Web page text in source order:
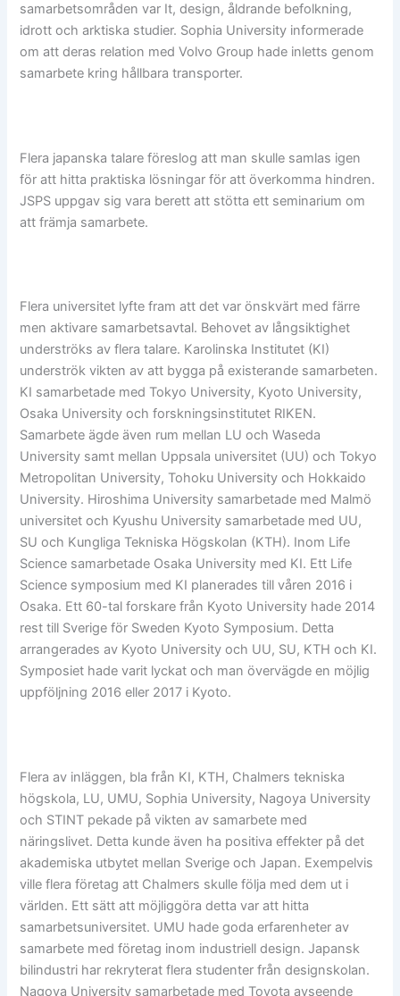
samarbetsområden var It, design, åldrande befolkning,
idrott och arktiska studier. Sophia University informerade
om att deras relation med Volvo Group hade inletts genom
samarbete kring hållbara transporter.
Flera japanska talare föreslog att man skulle samlas igen
för att hitta praktiska lösningar för att överkomma hindren.
JSPS uppgav sig vara berett att stötta ett seminarium om
att främja samarbete.
Flera universitet lyfte fram att det var önskvärt med färre
men aktivare samarbetsavtal. Behovet av långsiktighet
underströks av flera talare. Karolinska Institutet (KI)
underströk vikten av att bygga på existerande samarbeten.
KI samarbetade med Tokyo University, Kyoto University,
Osaka University och forskningsinstitutet RIKEN.
Samarbete ägde även rum mellan LU och Waseda
University samt mellan Uppsala universitet (UU) och Tokyo
Metropolitan University, Tohoku University och Hokkaido
University. Hiroshima University samarbetade med Malmö
universitet och Kyushu University samarbetade med UU,
SU och Kungliga Tekniska Högskolan (KTH). Inom Life
Science samarbetade Osaka University med KI. Ett Life
Science symposium med KI planerades till våren 2016 i
Osaka. Ett 60-tal forskare från Kyoto University hade 2014
rest till Sverige för Sweden Kyoto Symposium. Detta
arrangerades av Kyoto University och UU, SU, KTH och KI.
Symposiet hade varit lyckat och man övervägde en möjlig
uppföljning 2016 eller 2017 i Kyoto.
Flera av inläggen, bla från KI, KTH, Chalmers tekniska
högskola, LU, UMU, Sophia University, Nagoya University
och STINT pekade på vikten av samarbete med
näringslivet. Detta kunde även ha positiva effekter på det
akademiska utbytet mellan Sverige och Japan. Exempelvis
ville flera företag att Chalmers skulle följa med dem ut i
världen. Ett sätt att möjliggöra detta var att hitta
samarbetsuniversitet. UMU hade goda erfarenheter av
samarbete med företag inom industriell design. Japansk
bilindustri har rekryterat flera studenter från designskolan.
Nagoya University samarbetade med Toyota avseende